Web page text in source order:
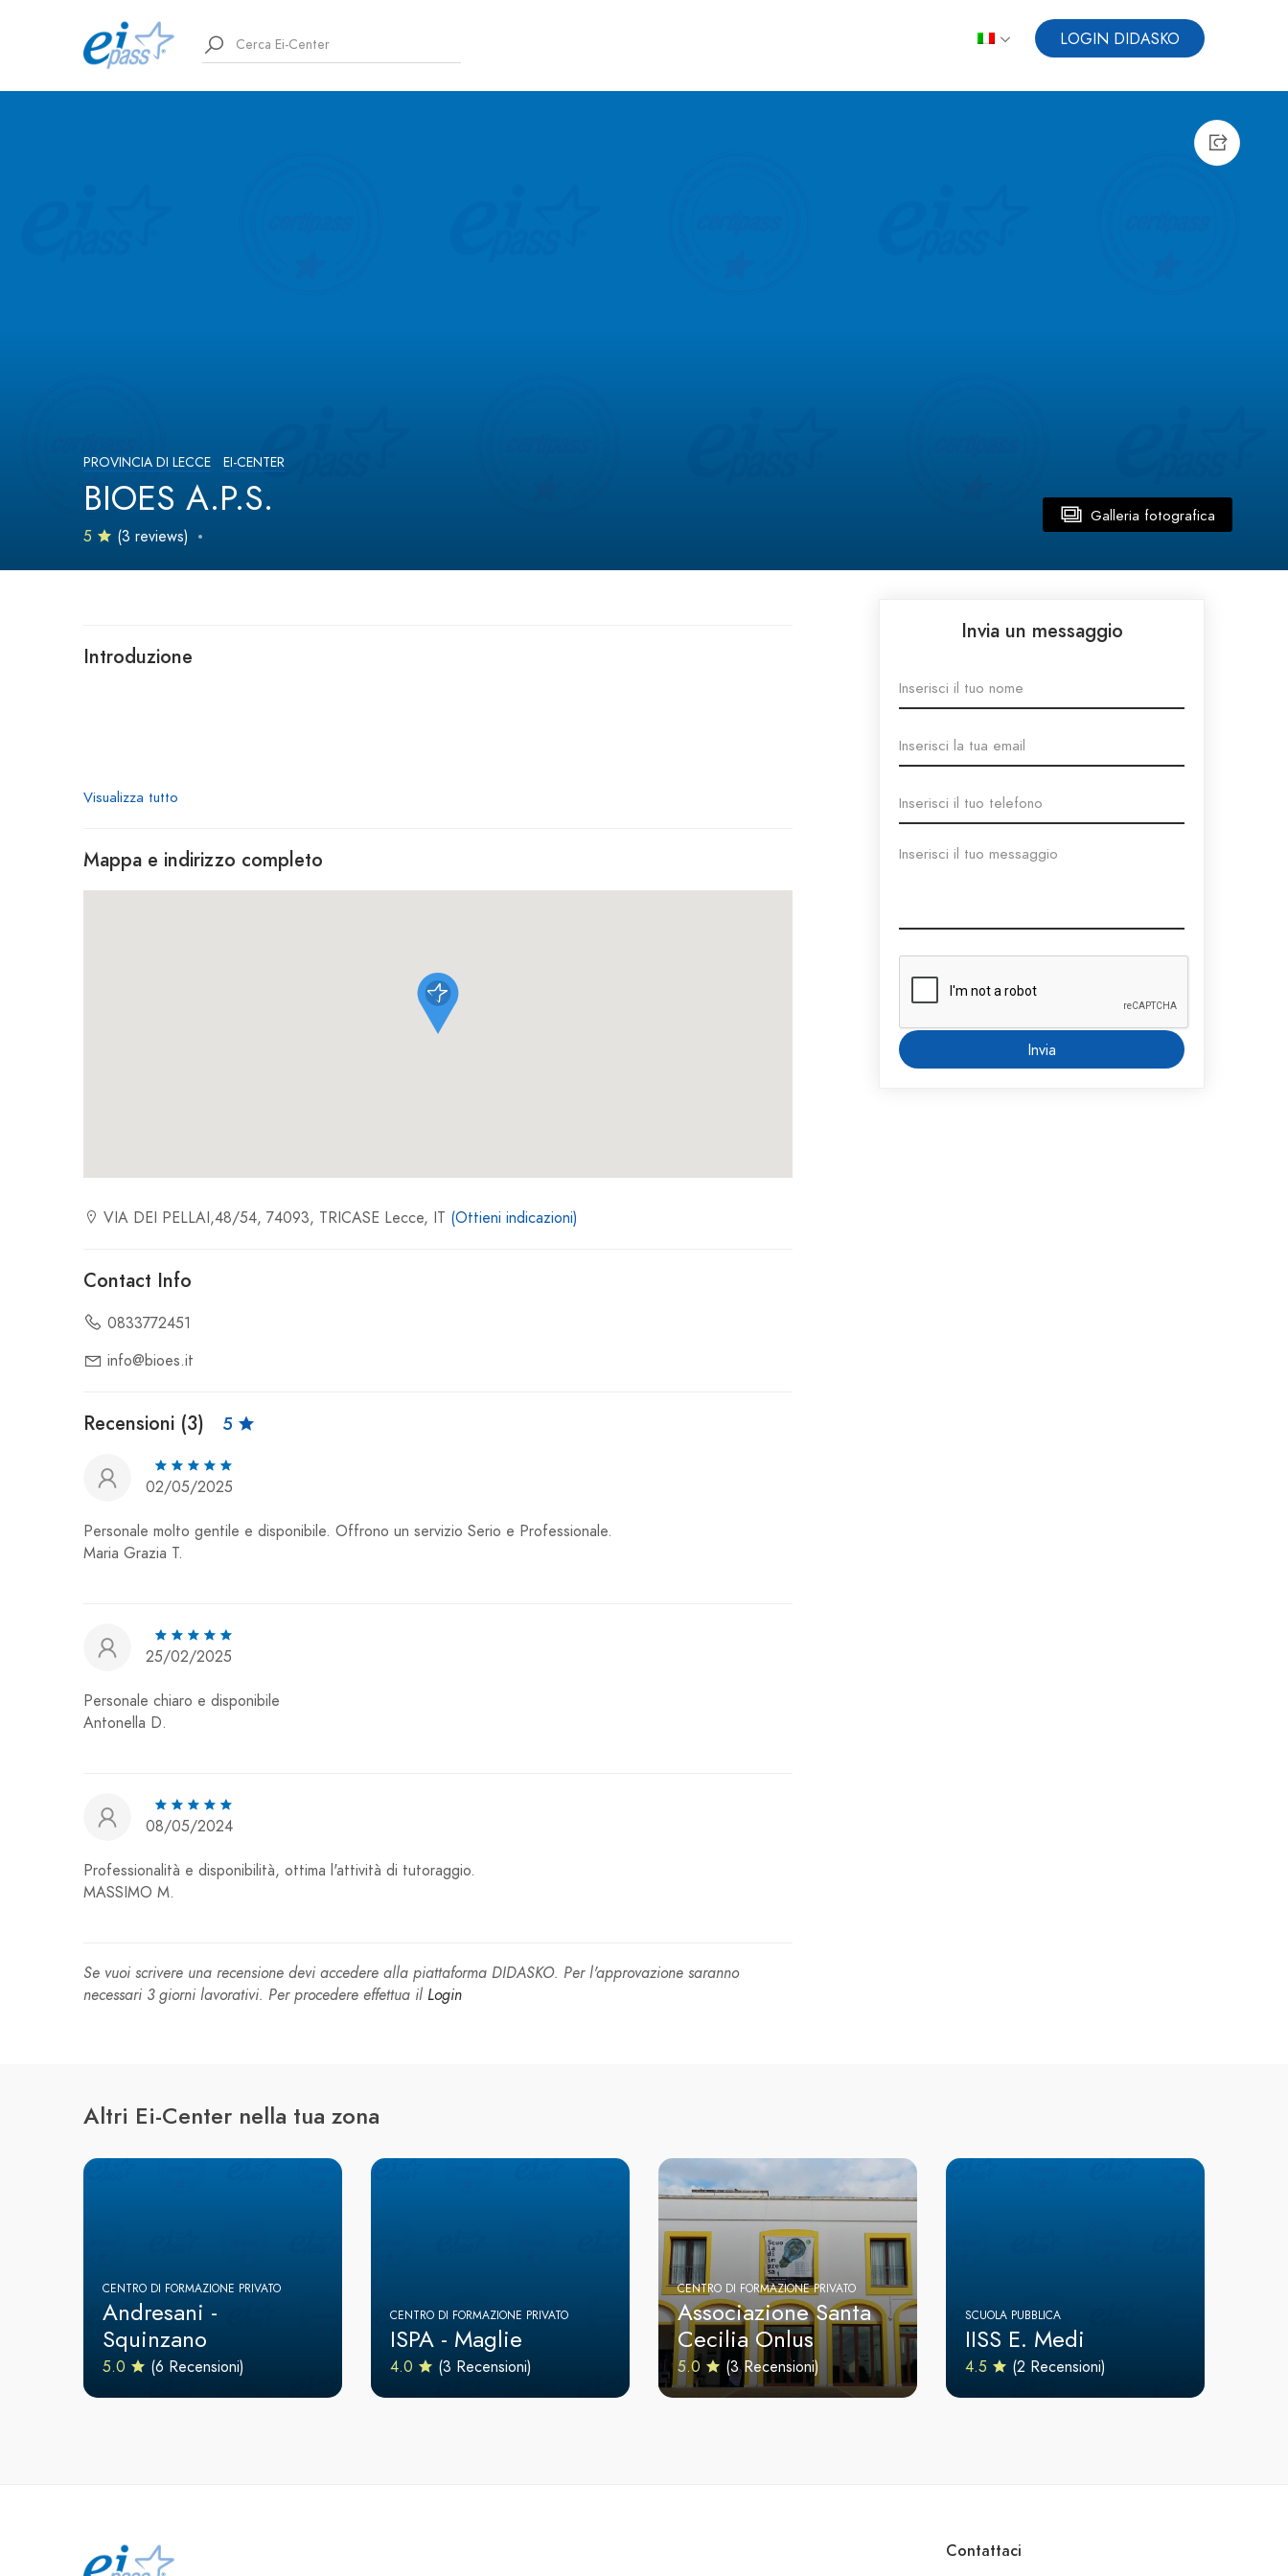
LOGIN DIDASKO
Galleria fotografica
PROVINCIA DI LECCE EI-CENTER
BIOES A.P.S.
5 (3 reviews)
Introduzione
Visualizza tutto
Mappa e indirizzo completo
VIA DEI PELLAI,48/54, 74093, TRICASE Lecce, IT (Ottieni indicazioni)
Contact Info
0833772451
info@bioes.it
Recensioni (3) 5
02/05/2025
Personale molto gentile e disponibile. Offrono un servizio Serio e Professionale.
Maria Grazia T.
25/02/2025
Personale chiaro e disponibile
Antonella D.
08/05/2024
Professionalità e disponibilità, ottima l'attività di tutoraggio.
MASSIMO M.
Se vuoi scrivere una recensione devi accedere alla piattaforma DIDASKO. Per l'approvazione saranno
necessari 3 giorni lavorativi. Per procedere effettua il Login
Invia un messaggio
Invia
Altri Ei-Center nella tua zona
CENTRO DI FORMAZIONE PRIVATO
Andresani -
Squinzano
5.0 (6 Recensioni)
CENTRO DI FORMAZIONE PRIVATO
ISPA - Maglie
4.0 (3 Recensioni)
CENTRO DI FORMAZIONE PRIVATO
Associazione Santa
Cecilia Onlus
5.0 (3 Recensioni)
SCUOLA PUBBLICA
IISS E. Medi
4.5 (2 Recensioni)
Contattaci